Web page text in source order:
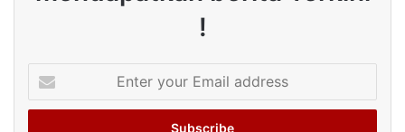
!
your
Email